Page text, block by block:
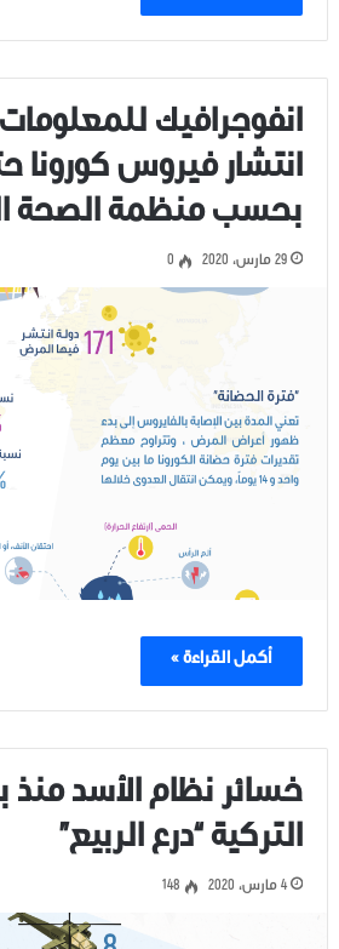
انفوجرافيك
انتشار فيروس كورونا
بحسب منظمة الصحة
29 مارس، 2020 0
أكمل القراءة »
خسائر نظام الأسد منذ
التركية “درع الربيع”
4 مارس، 2020 148